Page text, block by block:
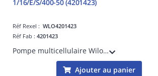
1/16/E/S/400-50 (4201423)
Réf Rexel :WLO4201423
Réf Fab :4201423
Pompe multicellulaire Wilo-HELIX V610-1/16/E/S/400-50 verticale à haut rendement, non auto-amorçante, avec raccords en ligne. (4201423)
Ajouter au panier